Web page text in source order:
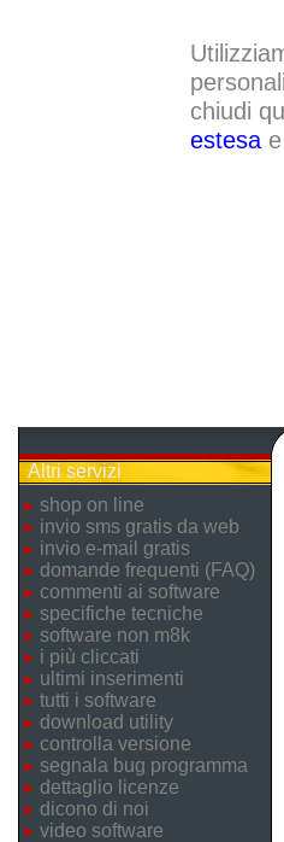
chiudi
estesae
Altri servizi
shop on line
invio sms gratis da web
invio e-mail gratis
domande frequenti (FAQ)
commenti ai software
specifiche tecniche
software non m8k
i più cliccati
ultimi inserimenti
tutti i software
download utility
controlla versione
segnala bug programma
dettaglio licenze
dicono di noi
video software